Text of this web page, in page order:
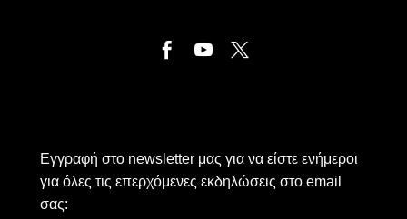
Εγγραφή στο newsletter μας για να είστε ενήμεροι
για όλες τις επερχόμενες εκδηλώσεις στο email
σας: